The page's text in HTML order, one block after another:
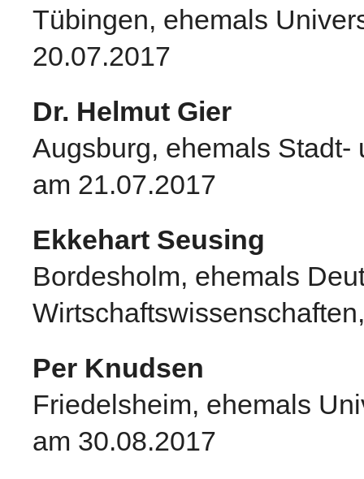
Tübingen, ehemals
20.07.2017
Dr. Helmut Gier
Augsburg, ehemals
am 21.07.2017
Ekkehart Seusing
Bordesholm, ehemals
Per Knudsen
Friedelsheim, ehemals
am 30.08.2017